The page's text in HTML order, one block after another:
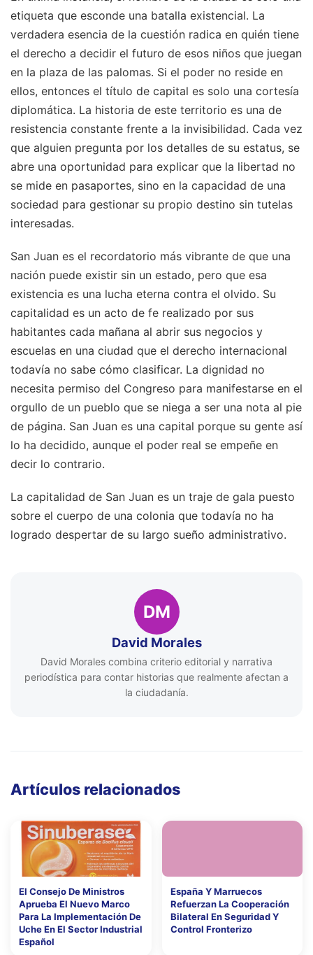
etiqueta que esconde una batalla existencial. La
verdadera esencia de la cuestión radica en quién tiene
el derecho a decidir el futuro de esos niños que juegan
en la plaza de las palomas. Si el poder no reside en
ellos, entonces el título de capital es solo una cortesía
diplomática. La historia de este territorio es una de
resistencia constante frente a la invisibilidad. Cada vez
que alguien pregunta por los detalles de su estatus, se
abre una oportunidad para explicar que la libertad no
se mide en pasaportes, sino en la capacidad de una
sociedad para gestionar su propio destino sin tutelas
interesadas.
San Juan es el recordatorio más vibrante de que una
nación puede existir sin un estado, pero que esa
existencia es una lucha eterna contra el olvido. Su
capitalidad es un acto de fe realizado por sus
habitantes cada mañana al abrir sus negocios y
escuelas en una ciudad que el derecho internacional
todavía no sabe cómo clasificar. La dignidad no
necesita permiso del Congreso para manifestarse en el
orgullo de un pueblo que se niega a ser una nota al pie
de página. San Juan es una capital porque su gente así
lo ha decidido, aunque el poder real se empeñe en
decir lo contrario.
La capitalidad de San Juan es un traje de gala puesto
sobre el cuerpo de una colonia que todavía no ha
logrado despertar de su largo sueño administrativo.
DM
David Morales
David Morales combina criterio editorial y narrativa
periodística para contar historias que realmente afectan a
la ciudadanía.
Artículos relacionados
El Consejo De Ministros
Aprueba El Nuevo Marco
Para La Implementación De
Uche En El Sector Industrial
Español
España Y Marruecos
Refuerzan La Cooperación
Bilateral En Seguridad Y
Control Fronterizo